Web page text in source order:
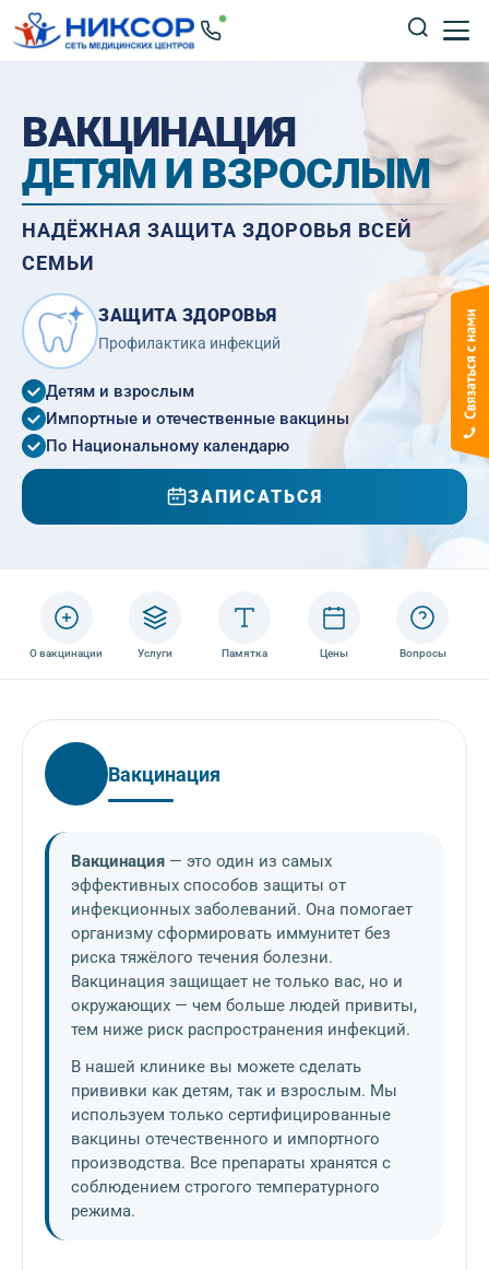
ВАКЦИНАЦИЯ
ДЕТЯМ И ВЗРОСЛЫМ
НАДЁЖНАЯ ЗАЩИТА ЗДОРОВЬЯ ВСЕЙ
СЕМЬИ
ЗАЩИТА ЗДОРОВЬЯ
Профилактика инфекций
Детям и взрослым
Импортные и отечественные вакцины
По Национальному календарю
ЗАПИСАТЬСЯ
О вакцинации Услуги Памятка Цены Вопросы
Вакцинация
Вакцинация — это один из самых
эффективных способов защиты от
инфекционных заболеваний. Она помогает
организму сформировать иммунитет без
риска тяжёлого течения болезни.
Вакцинация защищает не только вас, но и
окружающих — чем больше людей привиты,
тем ниже риск распространения инфекций.
В нашей клинике вы можете сделать
прививки как детям, так и взрослым. Мы
используем только сертифицированные
вакцины отечественного и импортного
производства. Все препараты хранятся с
соблюдением строгого температурного
режима.